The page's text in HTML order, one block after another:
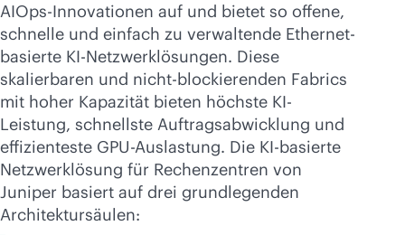
AIOps-Innovationen auf und bietet so offene,
schnelle und einfach zu verwaltende Ethernet-
basierte KI-Netzwerklösungen. Diese
skalierbaren und nicht-blockierenden Fabrics
mit hoher Kapazität bieten höchste KI-
Leistung, schnellste Auftragsabwicklung und
effizienteste GPU-Auslastung. Die KI-basierte
Netzwerklösung für Rechenzentren von
Juniper basiert auf drei grundlegenden
Architektursäulen: